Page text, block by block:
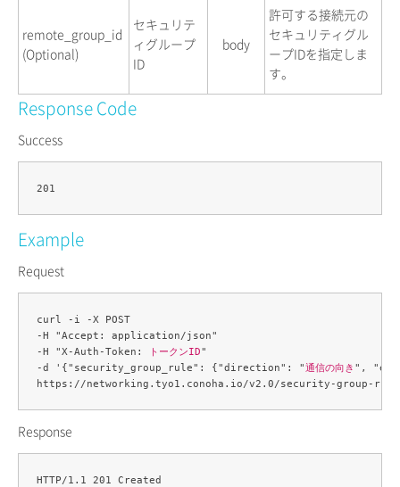
remote_group_id
(Optional)
セキュリテ
ィグループ
ID
body
許可する接続元の
セキュリティグル
ープIDを指定しま
す。
Response Code
Success
Example
Request
curl -i -X POST
-H "Accept: application/json"
-H "X-Auth-Token:
トークンID"
-d '{"security_group_rule": {"direction": "通信の向き ",
Response
HTTP/1.1 201 Created